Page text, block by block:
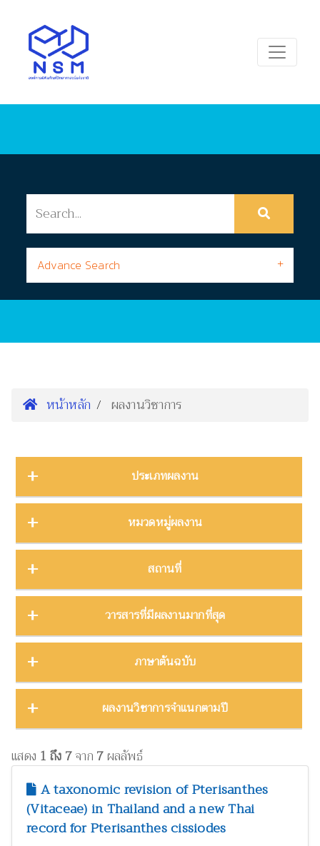
Advance Search
หน้าหลัก ผลงานวิชาการ
แสดง 1 ถึง 7จาก 7ผลลัพธ์
A taxonomic revision of Pterisanthes
(Vitaceae) in Thailand and a new Thai
record for Pterisanthes cissiodes
ประเภทผลงาน
การนำเสนองานประชุมวิชาการ
ต้นฉบับ
1
บทความ
บทความในหนังสือ
บทคัดย่องานประชุมวิชาการ
23
โปสเตอร์งานประชุมวิชาการ
รายงาน
30
รายงานการวิจัย
วิทยานิพนธ์
17
หนังสือ
หมวดหมู่ผลงาน
การจัดการความรู้
การจัดการพิพิธภัณฑ์
8
การศึกษาพิพิธภัณฑ์
ด้านสังคมศาสตร์
ทรัพยากรธรรมชาติ โลก และสิ่งแวดล้อม
24
เทคโนโลยีและวิศวกรรมศาสตร์
ประวัติวิทยาศาสตร์
พฤกษศาสตร์และผลิตภัณฑ์จากพืช
พิพิธภัณฑ์ศึกษา
ภูมิปัญญาท้องถิ่น
สถานที่
ภาคกลาง
ภาคตะวันตก
11
ภาคตะวันออก
ภาคเหนือ
วารสารที่มีผลงานมากที่สุด
Zootaxa
12
ZooKeys
Far Eastern Entomologist
8
วารสารวนศาสตร์
Natural History Journal of Chulalongkorn University
ภาษาต้นฉบับ
ผลงานภาษาต่างประเทศ
ผลงานภาษาไทย
130
ผลงานวิชาการจำแนกตามปี
2025
2024
2023
2022